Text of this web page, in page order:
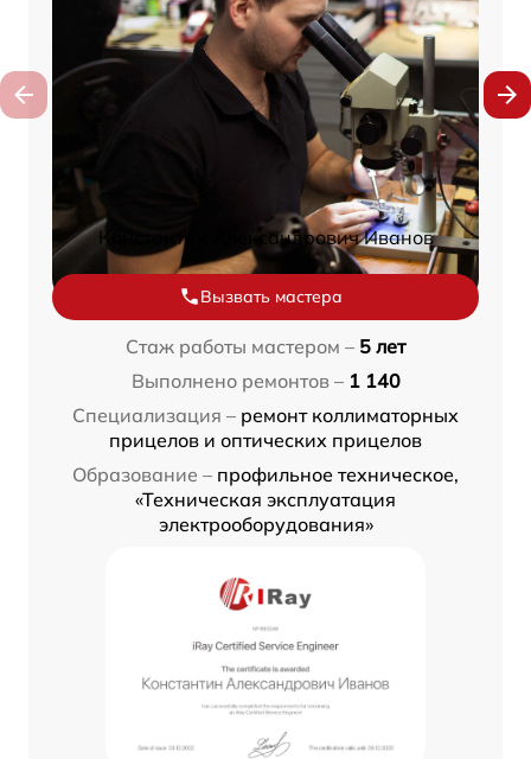
Константин Александрович Иванов
Вызвать мастера
Стаж работы мастером – 5 лет
Выполнено ремонтов – 1 140
Специализация – ремонт коллиматорных
прицелов и оптических прицелов
Образование – профильное техническое,
«Техническая эксплуатация
электрооборудования»